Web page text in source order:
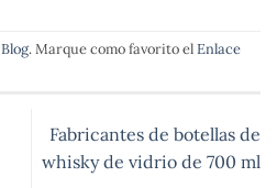
Blog. Marque como favorito elEnlace
Fabricantes de botellas de
whisky de vidrio de 700 ml